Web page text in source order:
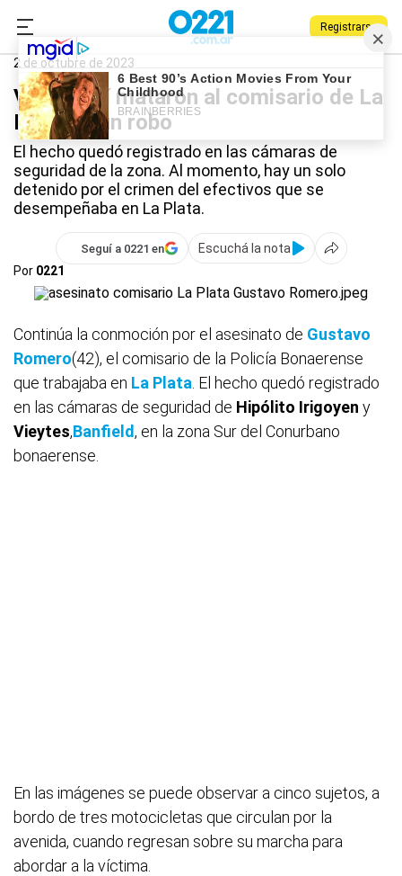
Registrarse
0221.com.ar
La Plata
2 de octubre de 2023
Video: así mataron al comisario de La
Plata en un robo
El hecho quedó registrado en las cámaras de
seguridad de la zona. Al momento, hay un solo
detenido por el crimen del efectivos que se
desempeñaba en La Plata.
Seguí a 0221 en
Escuchá la nota
Por 0221
Continúa la conmoción por el asesinato de Gustavo
Romero(42), el comisario de la Policía Bonaerense
que trabajaba en La Plata . El hecho quedó registrado
en las cámaras de seguridad de Hipólito Irigoyen y
Vieytes,Banfield, en la zona Sur del Conurbano
bonaerense.
En las imágenes se puede observar a cinco sujetos, a
bordo de tres motocicletas que circulan por la
avenida, cuando regresan sobre su marcha para
abordar a la víctima.